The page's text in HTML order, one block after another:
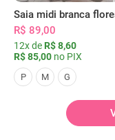
R$ 89,00
12x de R$ 8,60
R$ 85,00 no PIX
P M G